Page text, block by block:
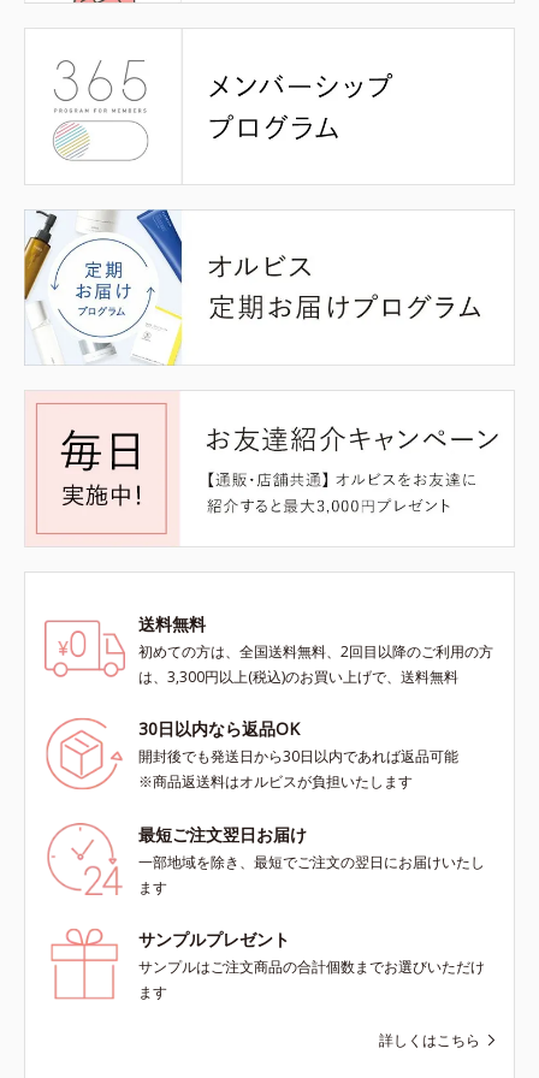
送料無料
初めての方は、全国送料無料、2回目以降のご利用の方
は、3,300円以上(税込)のお買い上げで、送料無料
30日以内なら返品OK
開封後でも発送日から30日以内であれば返品可能
※商品返送料はオルビスが負担いたします
最短ご注文翌日お届け
一部地域を除き、最短でご注文の翌日にお届けいたし
ます
サンプルプレゼント
サンプルはご注文商品の合計個数までお選びいただけ
ます
詳しくはこちら